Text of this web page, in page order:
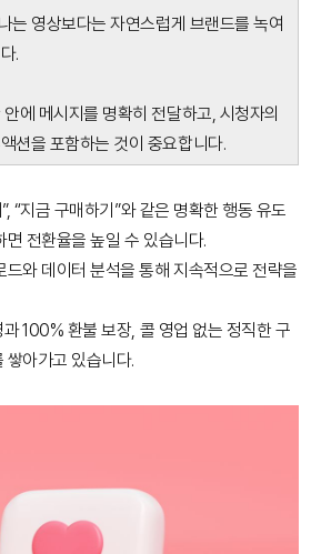
는 영상보다는 자연스럽게 브랜드를 녹여
.
에 메시지를 명확히 전달하고, 시청자의
션을 포함하는 것이 중요합니다.
“지금 구매하기”와 같은 명확한 행동 유도
전환율을 높일 수 있습니다.
드와 데이터 분석을 통해 지속적으로 전략을
100% 환불 보장, 콜 영업 없는 정직한 구
쌓아가고 있습니다.